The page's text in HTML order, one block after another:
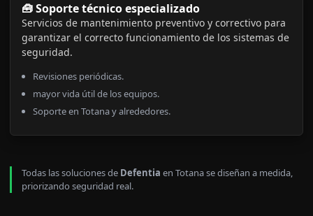
🧰 Soporte técnico especializado
Servicios de mantenimiento preventivo y correctivo para
garantizar el correcto funcionamiento de los sistemas de
seguridad.
Revisiones periódicas.
mayor vida útil de los equipos.
Soporte en Totana y alrededores.
Todas las soluciones de Defentia en Totana se diseñan a medida,
priorizando seguridad real.